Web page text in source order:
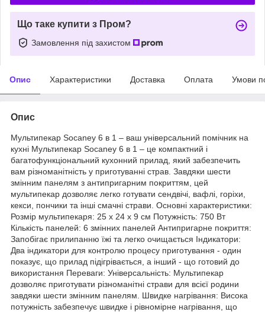
Що таке купити з Пром?
Замовлення під захистом
Опис Характеристики Доставка Оплата Умови
Опис
Мультипекар Socaney 6 в 1 – ваш універсальний помічник на
кухні Мультипекар Socaney 6 в 1 – це компактний і
багатофункціональний кухонний прилад, який забезпечить
вам різноманітність у приготуванні страв. Завдяки шести
змінним панелям з антипригарним покриттям, цей
мультипекар дозволяє легко готувати сендвічі, вафлі, горіхи,
кекси, пончики та інші смачні страви. Основні характеристики:
Розмір мультипекаря: 25 x 24 x 9 см Потужність: 750 Вт
Кількість панелей: 6 змінних панелей Антипригарне покриття:
Запобігає прилипанню їжі та легко очищається Індикатори:
Два індикатори для контролю процесу приготування - один
показує, що прилад підігрівається, а інший - що готовий до
використання Переваги: Універсальність: Мультипекар
дозволяє приготувати різноманітні страви для всієї родини
завдяки шести змінним панелям. Швидке нагрівання: Висока
потужність забезпечує швидке і рівномірне нагрівання, що